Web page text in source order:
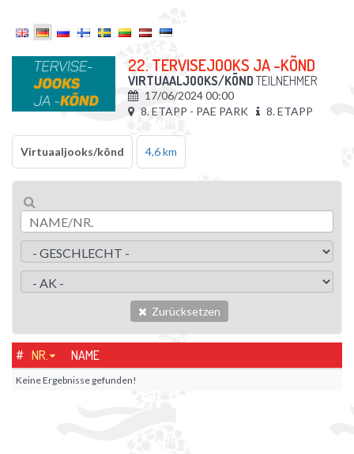
22. TERVISEJOOKS JA -KÕND
VIRTUAALJOOKS/KÕND TEILNEHMER
17/06/2024 00:00
8. ETAPP - PAE PARK
8. ETAPP
Virtuaaljooks/kõnd 4,6 km
Zurücksetzen
# NR. NAME
Keine Ergebnisse gefunden!